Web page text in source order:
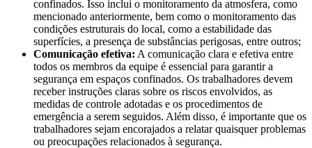
confinados. Isso inclui o monitoramento da atmosfera, como
mencionado anteriormente, bem como o monitoramento das
condições estruturais do local, como a estabilidade das
superfícies, a presença de substâncias perigosas, entre outros;
Comunicação efetiva: A comunicação clara e efetiva entre
todos os membros da equipe é essencial para garantir a
segurança em espaços confinados. Os trabalhadores devem
receber instruções claras sobre os riscos envolvidos, as
medidas de controle adotadas e os procedimentos de
emergência a serem seguidos. Além disso, é importante que os
trabalhadores sejam encorajados a relatar quaisquer problemas
ou preocupações relacionados à segurança.